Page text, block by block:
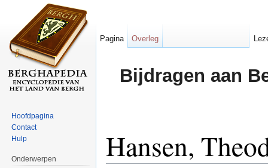
Bijdragen aan
Hansen,
Pagina Overleg
Hoofdpagina
Contact
Hulp
Onderwerpen